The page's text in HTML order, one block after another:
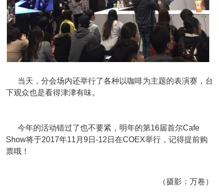
当天，分会场内还举行了各种以咖啡为主题的表演赛，台
下观众也是看得津津有味。
今年的活动错过了也不要紧，明年的第16届首尔Cafe
Show将于2017年11月9日-12日在COEX举行，记得提前购
票哦！
（摄影：万卷）